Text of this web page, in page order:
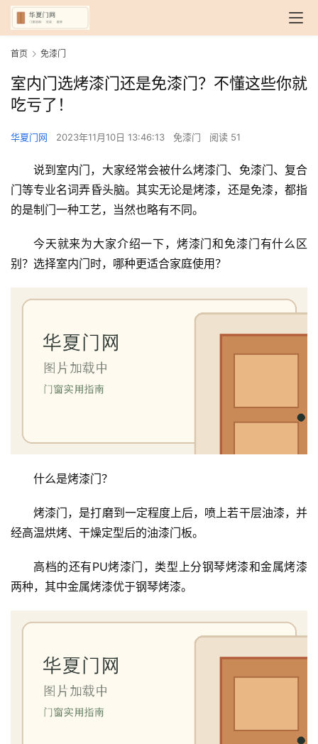
首页 免漆门
室内门选烤漆门还是免漆门？不懂这些你就
吃亏了！
华夏门网 2023年11月10日 13:46:13 免漆门 阅读 51
说到室内门，大家经常会被什么烤漆门、免漆门、复合
门等专业名词弄昏头脑。其实无论是烤漆，还是免漆，都指
的是制门一种工艺，当然也略有不同。
今天就来为大家介绍一下，烤漆门和免漆门有什么区
别？选择室内门时，哪种更适合家庭使用？
什么是烤漆门？
烤漆门，是打磨到一定程度上后，喷上若干层油漆，并
经高温烘烤、干燥定型后的油漆门板。
高档的还有PU烤漆门，类型上分钢琴烤漆和金属烤漆
两种，其中金属烤漆优于钢琴烤漆。